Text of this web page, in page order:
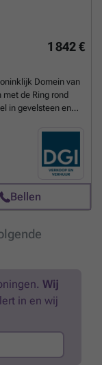
1 842 €
Domein van
de Ring rond
in gevelsteen en
verlichting.
2 liften voor 8
Meer
Bellen
Wij
in en wij